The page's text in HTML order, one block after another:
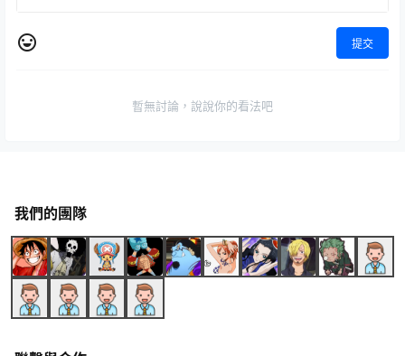
提交
暫無討論，說說你的看法吧
我們的團隊